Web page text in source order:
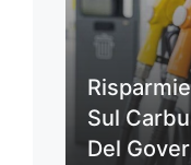
Sul
Del